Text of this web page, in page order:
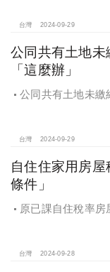
台灣 2024-09-29
公同共有土地未
「這麼辦」
公同共有土地未繳
台灣 2024-09-29
自住住家用房
條件」
原已課自住稅率房
台灣 2024-09-28